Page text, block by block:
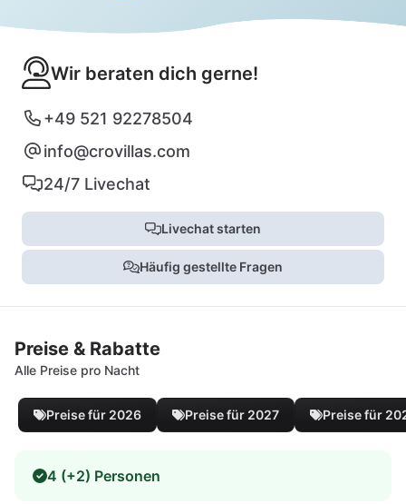
Wir beraten dich gerne!
+49 521 92278504
info@crovillas.com
24/7 Livechat
Livechat starten
Häufig gestellte Fragen
Preise & Rabatte
Alle Preise pro Nacht
Preise für 2026 Preise für 2027 Preise für
4 (+2) Personen